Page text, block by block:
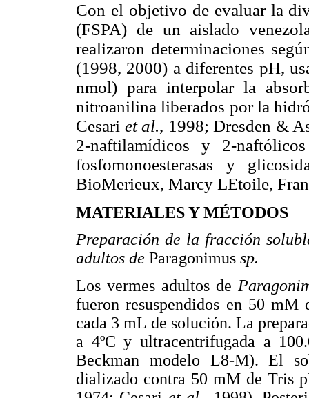
Con el objetivo de evaluar la
(FSPA) de un aislado
realizaron determinaciones
(1998, 2000) a diferentes pH,
nmol) para interpolar la
nitroanilina liberados por la
Cesari et al., 1998; Dresden &
2-naftilamídicos y 2-naftólicos
fosfomonoesterasas y
BioMerieux, Marcy LEtoile,
MATERIALES Y MÉTODOS
Preparación de la fracción
adultos de Paragonimus sp.
Los vermes adultos de
fueron resuspendidos en 50
cada 3 mL de solución. La
a 4ºC y ultracentrifugada a
Beckman modelo L8-M). El
dializado contra 50 mM de Tris